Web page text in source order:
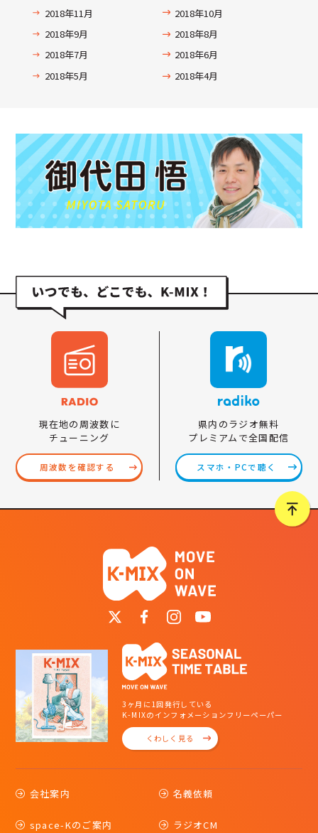
2018年11月
2018年10月
2018年9月
2018年8月
2018年7月
2018年6月
2018年5月
2018年4月
現在地の周波数に
チューニング
周波数を確認する
県内のラジオ無料
プレミアムで全国配信
スマホ・PCで聴く
3ヶ月に1回発行している
K-MIXのインフォメーションフリーペーパー
くわしく見る
会社案内 名義依頼
space-Kのご案内 ラジオCM